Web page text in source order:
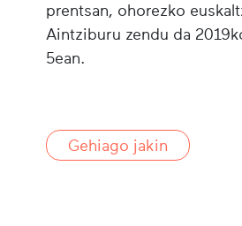
prentsan, ohorezko
Aintziburu zendu da
5ean.
Gehiago jakin